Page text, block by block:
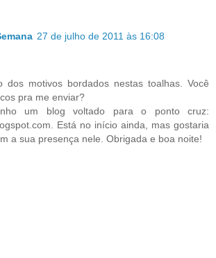
27 de julho de 2011 às 16:08
dos motivos bordados nestas toalhas. Você
pra me enviar?
um blog voltado para o ponto cruz:
Está no início ainda, mas gostaria
a sua presença nele. Obrigada e boa noite!